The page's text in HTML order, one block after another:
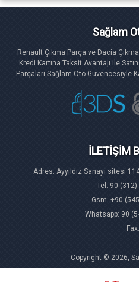
Sağlam
Renault Çıkma Parça ve Dacia
Kredi Kartına Taksit Avantajı ile
Parçaları Sağlam Oto Güvencesiyle
İLETİŞİM
Adres: Ayyıldız Sanayi sitesi
Tel: 90
Gsm: +90
Whatsapp: 90
Fax:
Copyright © 2026,